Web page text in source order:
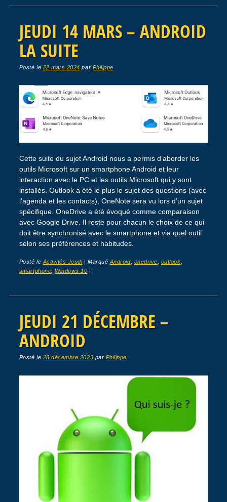
JEUDI 14 MARS – ANDROID
LA SUITE
Posté le 22 mars 2024 par Philippe
Cette suite du sujet Android nous a permis d’aborder les
outils Microsoft sur un smartphone Android et leur
interaction avec le PC et les outils Microsoft qui y sont
installés. Outlook a été le plus le sujet des questions (avec
l’agenda et les contacts), OneNote sera vu lors d’un sujet
spécifique. OneDrive a été évoqué comme comparaison
avec Google Drive. Il reste pour chacun le choix de ce qui
doit être synchronisé avec le smartphone et via quel outil
selon ses préférences et habitudes.
Posté le Activités Jeudi |Marqué Android, onedrive outlook
smartphone
Windows 10 |
JEUDI 21 DÉCEMBRE –
ANDROID
Posté le 28 décembre 2023 par Philippe